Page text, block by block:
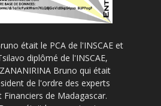
était le PCA de l'INSCAE et
diplômé de l'INSCAE,
Bruno qui était
de l'ordre des experts
de Madagascar.